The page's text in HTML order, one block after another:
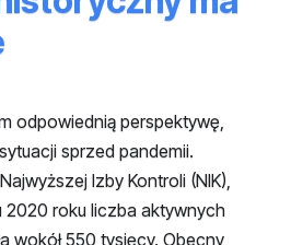
odpowiednią perspektywę,
sprzed pandemii.
Izby Kontroli (NIK),
roku liczba aktywnych
wokół 550 tysięcy. Obecny